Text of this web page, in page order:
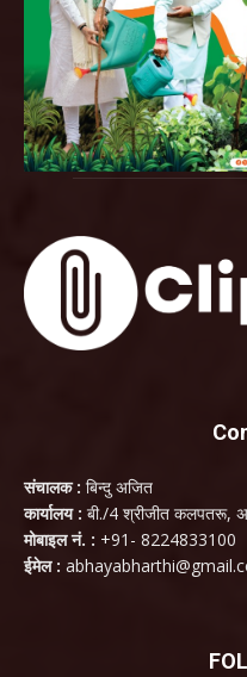
संचालक : बिन्दु अजित
कार्यालय : बी./4 श्रीजीत कलपतरू,
मोबाइल नं. : +91- 8224833100
ईमेल :